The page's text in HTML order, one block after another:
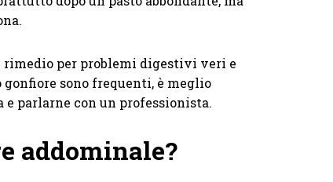
rimedio per problemi digestivi veri e
gonfiore sono frequenti, è meglio
e parlarne con un professionista.
addominale?